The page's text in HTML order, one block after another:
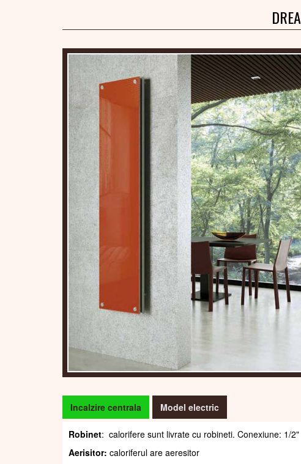
Incalzire centrala Model electric
Robinet: calorifere sunt livrate cu robineti. Conexiune: 1/2"
Aerisitor: caloriferul are aeresitor